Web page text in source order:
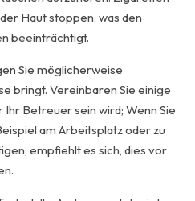
Haut stoppen, was den
beeinträchtigt.
Sie möglicherweise
bringt. Vereinbaren Sie einige
Betreuer sein wird; Wenn Sie
am Arbeitsplatz oder zu
empfiehlt es sich, dies vor